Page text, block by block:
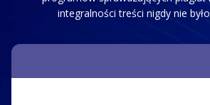
integralności treści nigdy nie